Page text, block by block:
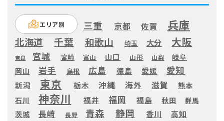
エリア別 三重 京都 佐賀 兵庫
北海道 千葉 和歌山 埼玉 大分 大阪
奈良 宮城 宮崎 富山 山口 山形 山梨
岐阜
岡山
岩手 島根 広島 徳島 愛媛 愛知
新潟 東京 栃木 沖縄 海外 滋賀
熊本
石川
神奈川 福井 福岡 福島 秋田 群馬
茨城 長崎 長野 青森 静岡 香川 高知